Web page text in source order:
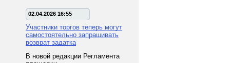
02.04.2026 16:55
Участники торгов теперь могут
самостоятельно запрашивать
возврат задатка
В новой редакции Регламента